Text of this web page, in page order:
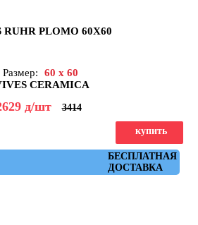
RUHR PLOMO 60X60
Размер:
60 x 60
CERAMICA
д/шт 3414
БЕСПЛАТНАЯ
ДОСТАВКА
купить